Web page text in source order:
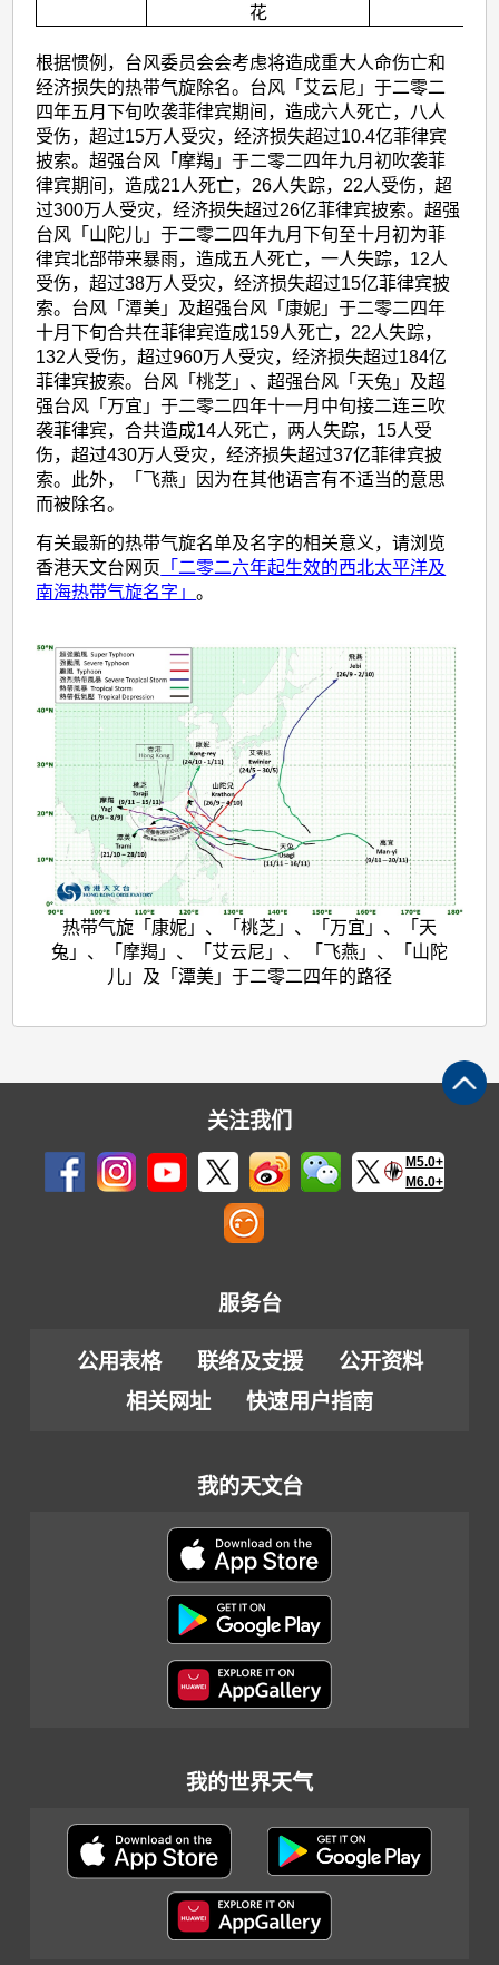
花
根据惯例，台风委员会会考虑将造成重大人命伤亡和
经济损失的热带气旋除名。台风「艾云尼」于二零二
四年五月下旬吹袭菲律宾期间，造成六人死亡，八人
受伤，超过15万人受灾，经济损失超过10.4亿菲律宾
披索。超强台风「摩羯」于二零二四年九月初吹袭菲
律宾期间，造成21人死亡，26人失踪，22人受伤，超
过300万人受灾，经济损失超过26亿菲律宾披索。超强
台风「山陀儿」于二零二四年九月下旬至十月初为菲
律宾北部带来暴雨，造成五人死亡，一人失踪，12人
受伤，超过38万人受灾，经济损失超过15亿菲律宾披
索。台风「潭美」及超强台风「康妮」于二零二四年
十月下旬合共在菲律宾造成159人死亡，22人失踪，
132人受伤，超过960万人受灾，经济损失超过184亿
菲律宾披索。台风「桃芝」、超强台风「天兔」及超
强台风「万宜」于二零二四年十一月中旬接二连三吹
袭菲律宾，合共造成14人死亡，两人失踪，15人受
伤，超过430万人受灾，经济损失超过37亿菲律宾披
索。此外，「飞燕」因为在其他语言有不适当的意思
而被除名。
有关最新的热带气旋名单及名字的相关意义，请浏览
香港天文台网页 「二零二六年起生效的西北太平洋及
南海热带气旋名字」。
热带气旋「康妮」、「桃芝」、「万宜」、「天
兔」、「摩羯」、「艾云尼」、 「飞燕」、「山陀
儿」及「潭美」于二零二四年的路径
关注我们
M5.0+
M6.0+
服务台
公用表格 联络及支援
公开资料
相关网址
快速用户指南
我的天文台
我的世界天气